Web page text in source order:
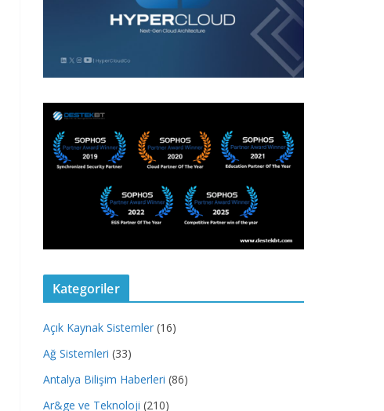
Kategoriler
Açık Kaynak Sistemler (16)
Ağ Sistemleri (33)
Antalya Bilişim Haberleri (86)
Ar&ge ve Teknoloji (210)